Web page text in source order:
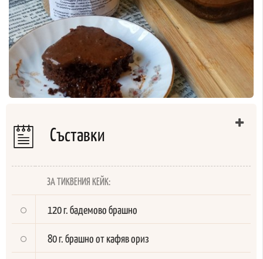
Съставки
ЗА ТИКВЕНИЯ КЕЙК:
120 г. бадемово брашно
80 г. брашно от кафяв ориз